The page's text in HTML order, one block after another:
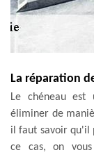
La réparation
Le chéneau
éliminer de
il faut savoir qu'il
ce cas, on